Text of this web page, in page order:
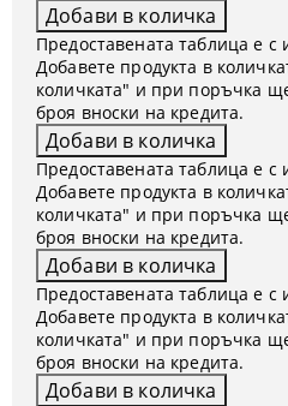
Предоставената таблица е
Добавете продукта в
количката" и при поръчка
броя вноски на кредита.
Предоставената таблица е
Добавете продукта в
количката" и при поръчка
броя вноски на кредита.
Предоставената таблица е
Добавете продукта в
количката" и при поръчка
броя вноски на кредита.